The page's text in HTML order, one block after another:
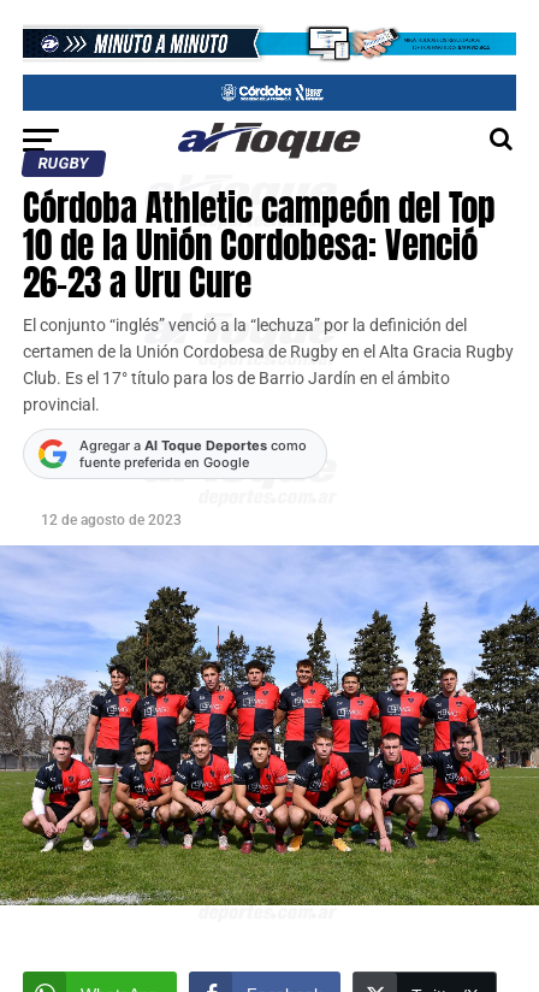
RUGBY
Córdoba Athletic campeón del Top
10 de la Unión Cordobesa: Venció
26-23 a Uru Cure
El conjunto “inglés” venció a la “lechuza” por la definición del
certamen de la Unión Cordobesa de Rugby en el Alta Gracia Rugby
Club. Es el 17° título para los de Barrio Jardín en el ámbito
provincial.
Agregar a Al Toque Deportescomo
fuente preferida en Google
12 de agosto de 2023